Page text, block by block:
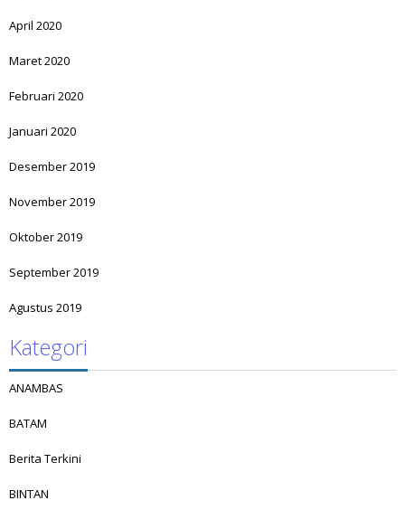
April 2020
Maret 2020
Februari 2020
Januari 2020
Desember 2019
November 2019
Oktober 2019
September 2019
Agustus 2019
Kategori
ANAMBAS
BATAM
Berita Terkini
BINTAN